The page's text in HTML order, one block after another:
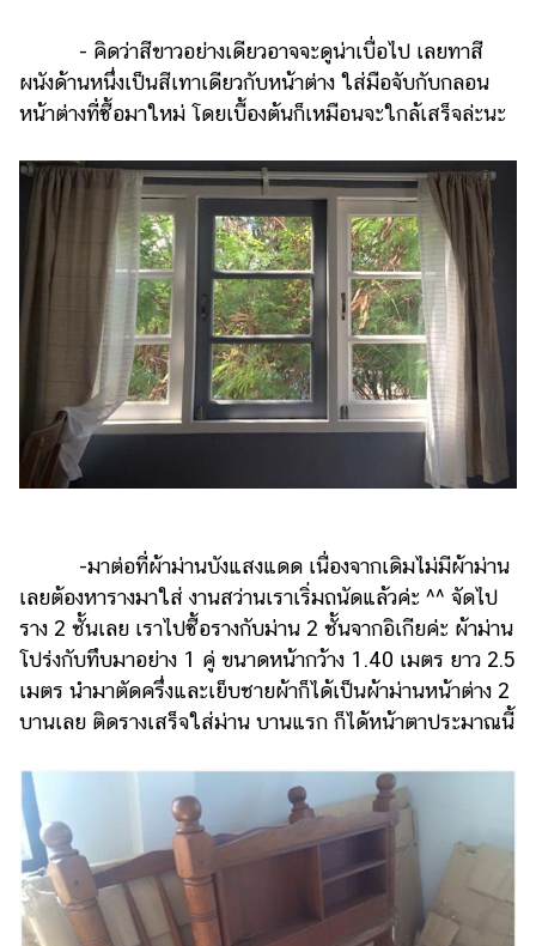
- คิดว่าสีขาวอย่างเดียวอาจจะดูน่าเบื่อไป เลยทาสี
ผนังด้านหนึ่งเป็นสีเทาเดียวกับหน้าต่าง ใส่มือจับกับกลอน
หน้าต่างที่ซื้อมาใหม่ โดยเบื้องต้นก็เหมือนจะใกล้เสร็จล่ะนะ
-มาต่อที่ผ้าม่านบังแสงแดด เนื่องจากเดิมไม่มีผ้าม่าน
เลยต้องหารางมาใส่ งานสว่านเราเริ่มถนัดแล้วค่ะ ^^ จัดไป
ราง 2 ชั้นเลย เราไปซื้อรางกับม่าน 2 ชั้นจากอิเกียค่ะ ผ้าม่าน
โปร่งกับทึบมาอย่าง 1 คู่ ขนาดหน้ากว้าง 1.40 เมตร ยาว 2.5
เมตร นำมาตัดครึ่งและเย็บชายผ้าก็ได้เป็นผ้าม่านหน้าต่าง 2
บานเลย ติดรางเสร็จใส่ม่าน บานแรก ก็ได้หน้าตาประมาณนี้